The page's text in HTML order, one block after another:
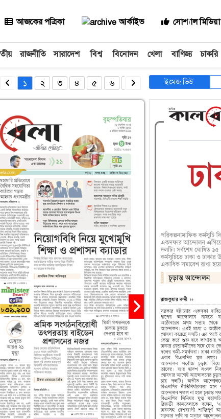
আজকের পত্রিকা আর্কাইভ সোশ্যাল মিডিয়া
রাজনীতি সারাদেশ বিশ্ব বিনোদন খেলা বাণিজ্য চাকরি
১ ২ ৩ ৪ ৫ ৬ ৭ ৯ ১০
ইমেজ ভিউ